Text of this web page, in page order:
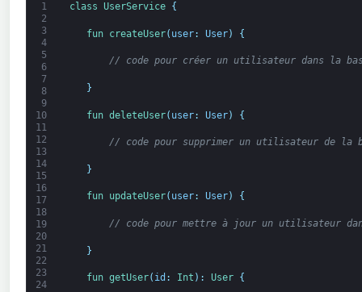
1
2
3
4
5
6
7
8
9
10
11
12
13
14
15
16
17
18
19
20
21
22
23
24
class UserService {
fun createUser( user: User) {
// code pour créer un utilisateur dans la
}
fun deleteUser( user: User) {
// code pour supprimer un utilisateur de la
}
fun updateUser( user: User) {
// code pour mettre à jour un utilisateur
}
fun getUser( id : Int ) : User {